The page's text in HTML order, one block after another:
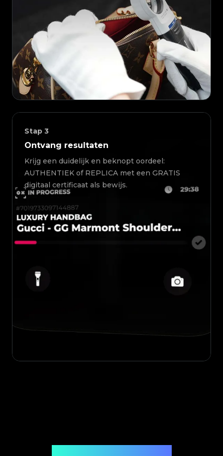
Stap 3
Ontvang resultaten
Krijg een duidelijk en beknopt oordeel:
AUTHENTIEK of REPLICA met een GRATIS
digitaal certificaat als bewijs.